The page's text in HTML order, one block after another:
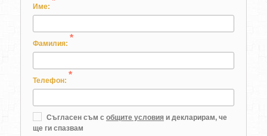
Име:
Фамилия:
*
Телефон:
*
Съгласен съм с общите условия и декларирам, че
ще ги спазвам